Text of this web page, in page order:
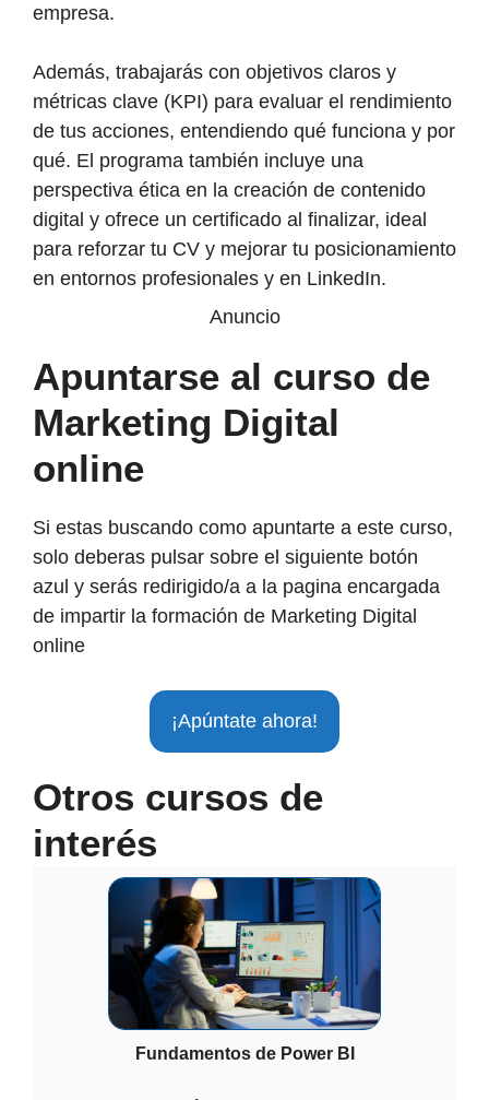
empresa.
Además, trabajarás con objetivos claros y
métricas clave (KPI) para evaluar el rendimiento
de tus acciones, entendiendo qué funciona y por
qué. El programa también incluye una
perspectiva ética en la creación de contenido
digital y ofrece un certificado al finalizar, ideal
para reforzar tu CV y mejorar tu posicionamiento
en entornos profesionales y en LinkedIn.
Anuncio
Apuntarse al curso de
Marketing Digital
online
Si estas buscando como apuntarte a este curso,
solo deberas pulsar sobre el siguiente botón
azul y serás redirigido/a a la pagina encargada
de impartir la formación de Marketing Digital
online
¡Apúntate ahora!
Otros cursos de
interés
Fundamentos de Power BI